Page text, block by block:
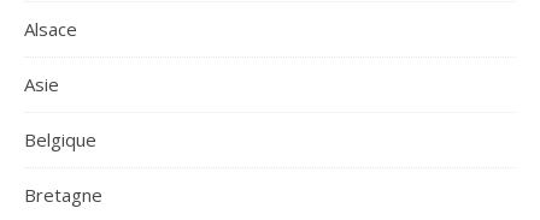
Alsace
Asie
Belgique
Bretagne